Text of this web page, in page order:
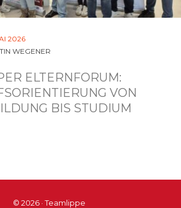
2026
WEGENER
ELTERNFORUM:
VON
BIS STUDIUM
© 2026 · Teamlippe